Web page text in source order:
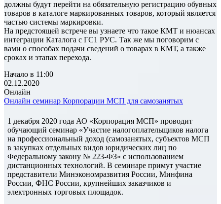
должны будут перейти на обязательную регистрацию обувных
товаров в каталоге маркированных товаров, который является
частью системы маркировки.
На предстоящей встрече вы узнаете что такое КМТ и нюансах
интеграции Каталога с ГС1 РУС. Так же мы поговорим с
вами о способах подачи сведений о товарах в КМТ, а также
сроках и этапах перехода.
Начало в 11:00
02.12.2020
Онлайн
Онлайн семинар Корпорации МСП для самозанятых
1 декабря 2020 года АО «Корпорация МСП» проводит
обучающий семинар «Участие налогоплательщиков налога
на профессиональный доход (самозанятых, субъектов МСП
в закупках отдельных видов юридических лиц по
Федеральному закону № 223-ФЗ» с использованием
дистанционных технологий. В семинаре примут участие
представители Минэкономразвития России, Минфина
России, ФНС России, крупнейших заказчиков и
электронных торговых площадок.